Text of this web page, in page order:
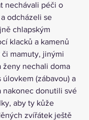
nechávali péči o
odcházeli se
chlapským
klacků a kamenů
mamuty, jinými
ženy nechali doma
úlovkem (zábavou) a
nakonec donutili své
aby ty kůže
zvířátek ještě